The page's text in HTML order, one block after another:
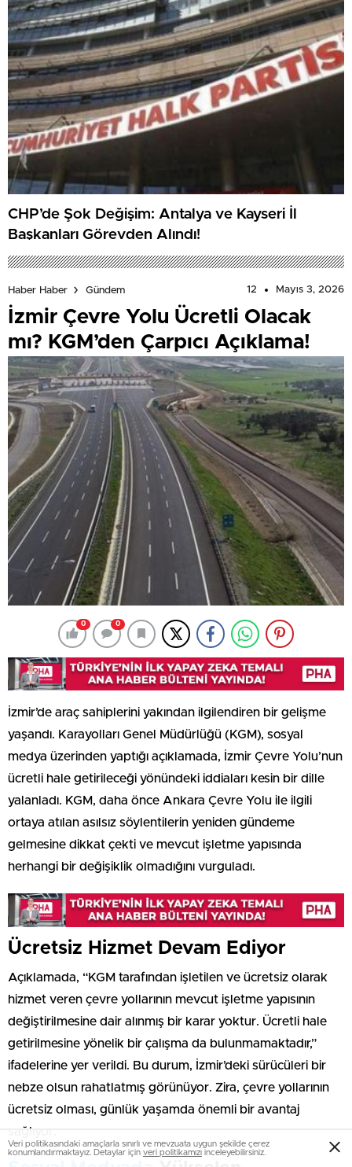
CHP’de Şok Değişim: Antalya ve Kayseri İl
Başkanları Görevden Alındı!
Haber Haber Gündem 12 Mayıs 3, 2026
İzmir Çevre Yolu Ücretli Olacak
mı? KGM’den Çarpıcı Açıklama!
0 0
İzmir’de araç sahiplerini yakından ilgilendiren bir gelişme
yaşandı. Karayolları Genel Müdürlüğü (KGM), sosyal
medya üzerinden yaptığı açıklamada, İzmir Çevre Yolu’nun
ücretli hale getirileceği yönündeki iddiaları kesin bir dille
yalanladı. KGM, daha önce Ankara Çevre Yolu ile ilgili
ortaya atılan asılsız söylentilerin yeniden gündeme
gelmesine dikkat çekti ve mevcut işletme yapısında
herhangi bir değişiklik olmadığını vurguladı.
Ücretsiz Hizmet Devam Ediyor
Açıklamada, “KGM tarafından işletilen ve ücretsiz olarak
hizmet veren çevre yollarının mevcut işletme yapısının
değiştirilmesine dair alınmış bir karar yoktur. Ücretli hale
getirilmesine yönelik bir çalışma da bulunmamaktadır,”
ifadelerine yer verildi. Bu durum, İzmir’deki sürücüleri bir
nebze olsun rahatlatmış görünüyor. Zira, çevre yollarının
ücretsiz olması, günlük yaşamda önemli bir avantaj
sağlıyor.
Veri politikasındaki amaçlarla sınırlı ve mevzuata uygun şekilde çerez
konumlandırmaktayız. Detaylar için veri politikamızı inceleyebilirsiniz.